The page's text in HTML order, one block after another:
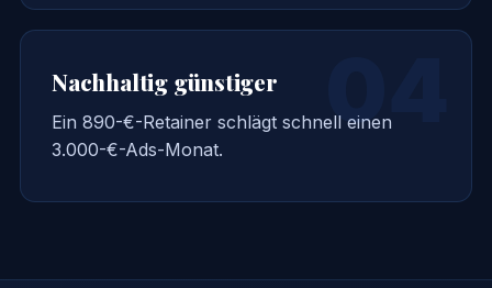
04
Nachhaltig günstiger
Ein 890-€-Retainer schlägt schnell einen
3.000-€-Ads-Monat.